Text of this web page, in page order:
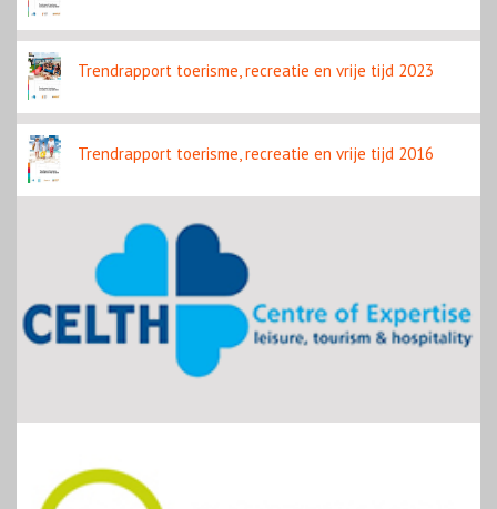
Trendrapport toerisme, recreatie en vrije tijd 2023
Trendrapport toerisme, recreatie en vrije tijd 2016